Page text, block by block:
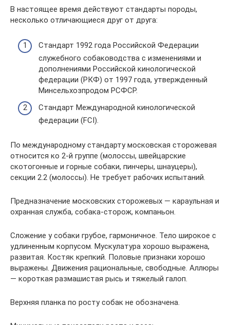
В настоящее время действуют стандарты породы,
несколько отличающиеся друг от друга:
Стандарт 1992 года Российской Федерации
служебного собаководства с изменениями и
дополнениями Российской кинологической
федерации (РКФ) от 1997 года, утвержденный
Минсельхозпродом РСФСР.
Стандарт Международной кинологической
федерации (FCI).
По международному стандарту московская сторожевая
относится ко 2-й группе (молоссы, швейцарские
скотогонные и горные собаки, пинчеры, шнауцеры),
секции 2.2 (молоссы). Не требует рабочих испытаний.
Предназначение московских сторожевых — караульная и
охранная служба, собака-сторож, компаньон.
Сложение у собаки грубое, гармоничное. Тело широкое с
удлиненным корпусом. Мускулатура хорошо выражена,
развитая. Костяк крепкий. Половые признаки хорошо
выражены. Движения рациональные, свободные. Аллюры
— короткая размашистая рысь и тяжелый галоп.
Верхняя планка по росту собак не обозначена.